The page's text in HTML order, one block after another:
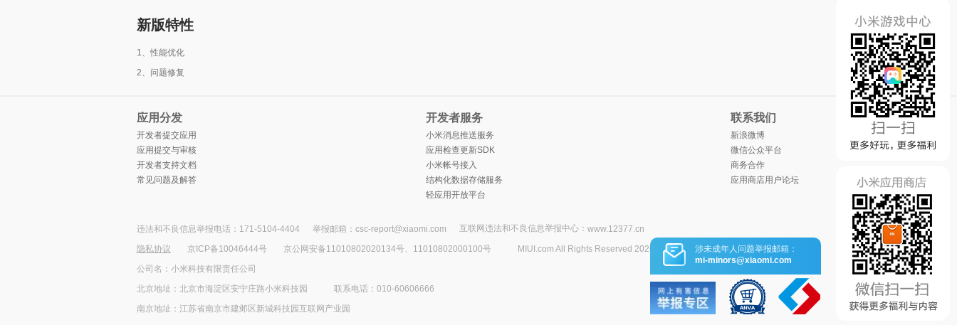
新版特性
1、性能优化
2、问题修复
应用分发
开发者提交应用
应用提交与审核
开发者支持文档
常见问题及解答
开发者服务
小米消息推送服务
应用检查更新SDK
小米帐号接入
结构化数据存储服务
轻应用开放平台
联系我们
新浪微博
微信公众平台
商务合作
应用商店用户论坛
违法和不良信息举报电话：171-5104-4404 举报邮箱：csc-report@xiaomi.com 互联网违法和不良信息举报中心： www.12377.cn
隐私协议
京ICP备10046444号 京公网安备11010802020134号、11010802000100号
MIUI.com All Rights Reserved 2026
公司名：小米科技有限责任公司
北京地址：北京市海淀区安宁庄路小米科技园
联系电话：010-60606666
南京地址：江苏省南京市建邺区新城科技园互联网产业园
涉未成年人问题举报邮箱：
mi-minors@xiaomi.com